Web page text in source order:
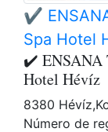
✔️
Spa Hotel
✔️ ENSANA
Hotel Hévíz
8380
Número de